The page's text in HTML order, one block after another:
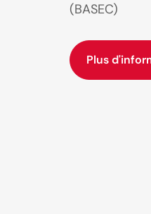
(BASEC)
Plus